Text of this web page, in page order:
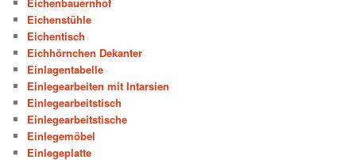
Eichenstühle
Eichentisch
Eichhörnchen Dekanter
Einlagentabelle
Einlegearbeiten mit Intarsien
Einlegearbeitstisch
Einlegearbeitstische
Einlegemöbel
Einlegeplatte